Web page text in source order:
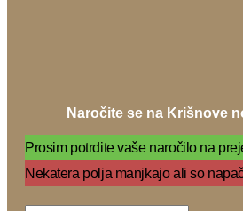
Naročite se na Krišnove
Prosim potrdite vaše naročilo na
Nekatera polja manjkajo ali so